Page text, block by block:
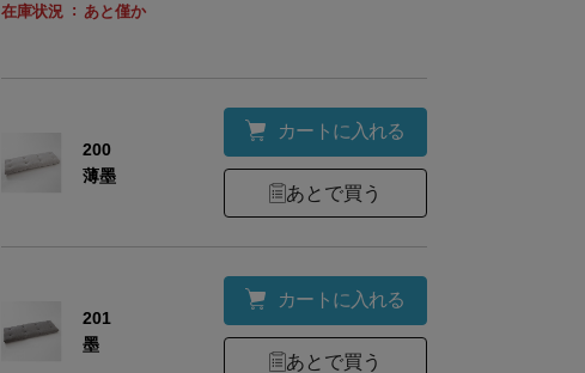
在庫状況
あと僅か
200
薄墨
カートに入れる
あとで買う
201
墨
カートに入れる
あとで買う